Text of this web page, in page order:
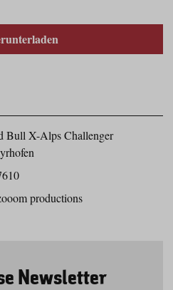
Bull X-Alps Challenger
productions
Newsletter